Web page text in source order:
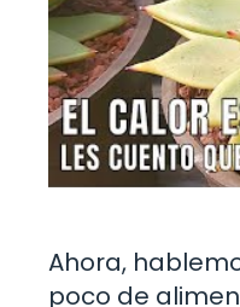
Ahora,
poco de